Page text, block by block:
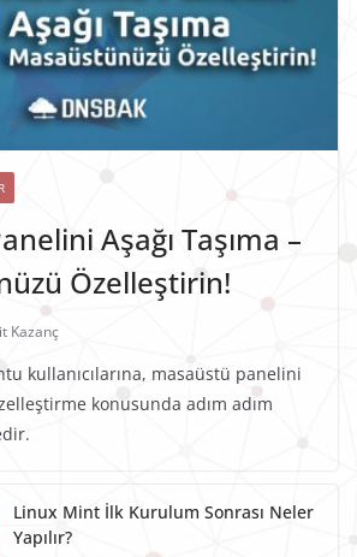
Aşağı Taşıma –
Özelleştirin!
Kazanç
kullanıcılarına, masaüstü panelini
konusunda adım adım
Linux Mint İlk Kurulum Sonrası Neler
Yapılır?